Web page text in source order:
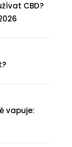
CBD?
vapuje: